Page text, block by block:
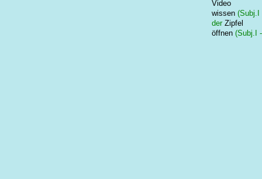
Video
wissen (Subj.I
der Zipfel
öffnen (Subj.I